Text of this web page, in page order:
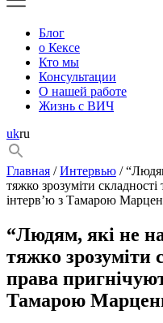
Блог
о Кексе
Кто мы
Консультации
О нашей работе
Жизнь с ВИЧ
ukru
Главная /Интервью /
тяжко зрозуміти
інтерв’ю з Тамарою
“Людям, які не
тяжко зрозуміти
права
Тамарою